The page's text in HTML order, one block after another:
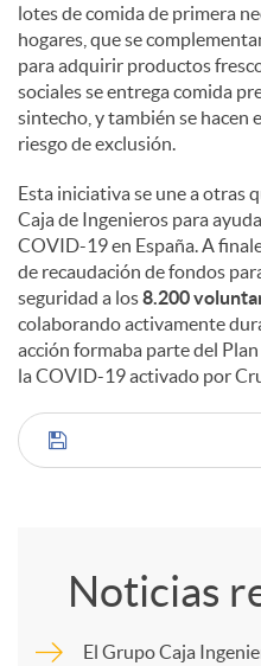
lotes de comida de primera
hogares, que se
para adquirir productos
sociales se entrega comida
sintecho, y también se hacen
riesgo de exclusión.
Esta iniciativa se une a otras
Caja de Ingenieros para
COVID-19 en España. A
de recaudación de fondos
seguridad a los8.200
colaborando activamente
acción formaba parte del
la COVID-19 activado por
C
m
Noticias
El Grupo Caja